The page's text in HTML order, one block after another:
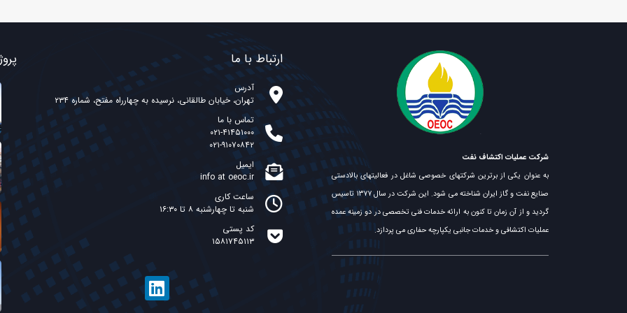
شرکت عملیات اکتشاف نفت
به عنوان یکی از برترین شرکتهای خصوصی شاغل در فعالیتهای بالادستی
صنایع نفت و گاز ایران شناخته می شود. این شرکت در سال ۱۳۷۷ تاسیس
گردید و از آن زمان تا کنون به ارائه خدمات فنی تخصصی در دو زمینه عمده
عملیات اکتشافی و خدمات جانبی یکپارچه حفاری می پردازد.
ارتباط با ما
آدرس
تهران، خیابان طالقانی، نرسیده به چهارراه مفتح، شماره ۲۳۴
تماس با ما
۰۲۱-۴۱۴۵۱۰۰۰
۰۲۱-۹۱۰۷۰۸۴۲
ایمیل
info at oeoc.ir
ساعت کاری
شنبه تا چهارشنبه ۸ تا ۱۶:۳۰
کد پستی
۱۵۸۱۷۴۵۱۱۳